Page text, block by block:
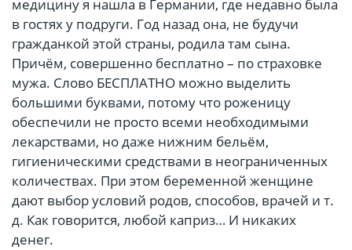
медицину я нашла в Германии, где недавно была
в гостях у подруги. Год назад она, не будучи
гражданкой этой страны, родила там сына.
Причём, совершенно бесплатно – по страховке
мужа. Слово БЕСПЛАТНО можно выделить
большими буквами, потому что роженицу
обеспечили не просто всеми необходимыми
лекарствами, но даже нижним бельём,
гигиеническими средствами в неограниченных
количествах. При этом беременной женщине
дают выбор условий родов, способов, врачей и т.
д. Как говорится, любой каприз… И никаких
денег.